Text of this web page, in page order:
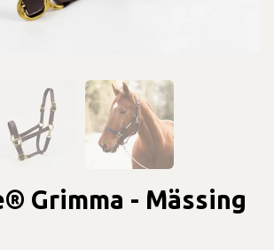
Grimma - Mässing